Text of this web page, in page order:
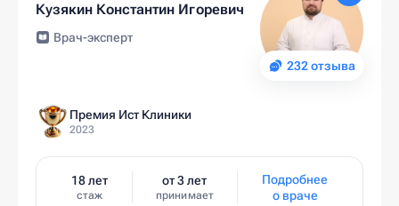
232 отзыва
Кузякин Константин Игоревич
Врач-эксперт
Премия Ист Клиники
2023
18 лет
стаж
от 3 лет
принимает
Подробнее
о враче